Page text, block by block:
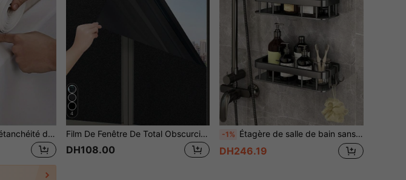
1 rouleau de bande d'étanchéité de toilette imperméable - ruban d'étanchéité auto-adhésif pour la cuisine et la salle de bain - solution imperméable, empêche l'humidité, autocollant de joint esthétique, facile à nettoyer et résistant aux moisissures, ruban d'étanchéité imperméable, bande d'étanchéité auto-adhésive en PVC, bande d'étanchéité résistante aux moisissures, convient pour les éviers de cuisine et de salle de bain, autocollants vinyles de décoration intérieure, décoration de fête, cadeau d'anniversaire et de remise de diplôme, décoration murale, autocollants de décoration de chambre
4
Film De Fenêtre De Total Obscurcissement Sans Colle Statique Pour La Vie Privée Et Le Blocage De Lumière À 100% De La Pièce
DH108.00
-1% Étagère de salle de bain sans perçage, étagère de rangement murale, organisateur de gel douche et de cosmétiques, accessoires de salle de bain, outils de salle de bain
DH246.19